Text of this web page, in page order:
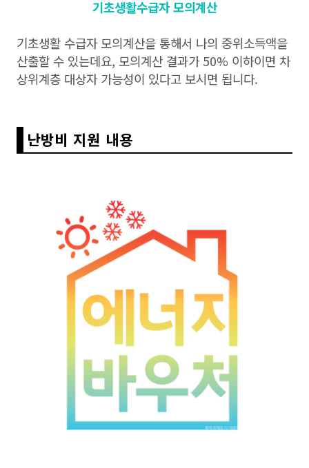
기초생활수급자 모의계산
기초생활 수급자 모의계산을 통해서 나의 중위소득액을
산출할 수 있는데요, 모의계산 결과가 50% 이하이면 차
상위계층 대상자 가능성이 있다고 보시면 됩니다.
난방비 지원 내용